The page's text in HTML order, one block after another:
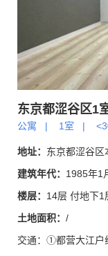
东京都涩谷区1
公寓 | 1室 |
地址： 东京都涩谷区
建筑年代： 1985年1
楼层： 14层 付地下1
土地面积： /
交通： ①都营大江户